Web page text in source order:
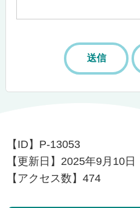
【ID】 P-13053
【更新日】 2025年9月10日
【アクセス数】474